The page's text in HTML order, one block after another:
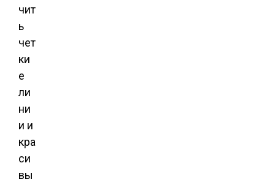
чит
ь
чет
ки
е
ли
ни
и и
кра
си
вы